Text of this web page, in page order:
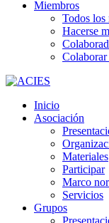
Miembros
Todos los
Hacerse
Inicio
Asociación
Materiales
Participar
Marco
Servicios
Grupos